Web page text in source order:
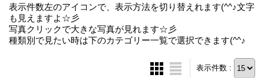
表示件数左のアイコンで、表示方法を切り替えれます(^^♪文字
も見えますよ☆彡
写真クリックで大きな写真が見れます☆彡
種類別で見たい時は下のカテゴリー一覧で選択できます(^^♪
表示件数 :